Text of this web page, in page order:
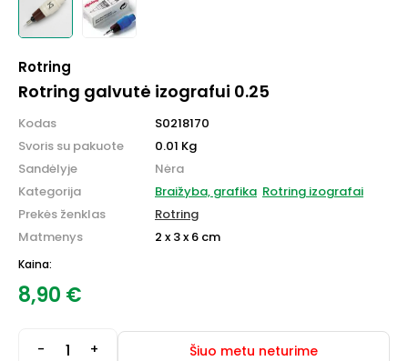
Rotring
Rotring galvutė izografui 0.25
Kodas
Svoris su pakuote
Sandėlyje
Kategorija
Prekės ženklas
Matmenys
S0218170
0.01 Kg
Nėra
Braižyba, grafika Rotring izografai
Rotring
2 x 3 x 6 cm
Kaina:
8,90 €
- + Šiuo metu neturime